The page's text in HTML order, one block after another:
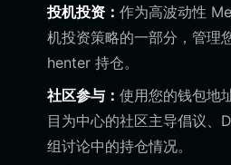
投机投资： 作为高波动性
机投资策略的一部分，管理
henter 持仓。
社区参与： 使用您的钱包地
目为中心的社区主导倡议、
组讨论中的持仓情况。